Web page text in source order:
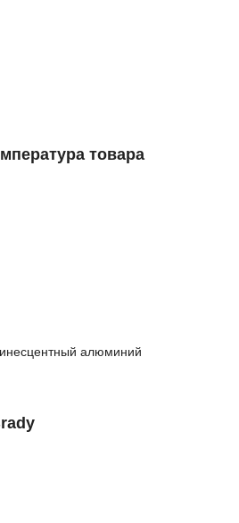
товара
алюминий